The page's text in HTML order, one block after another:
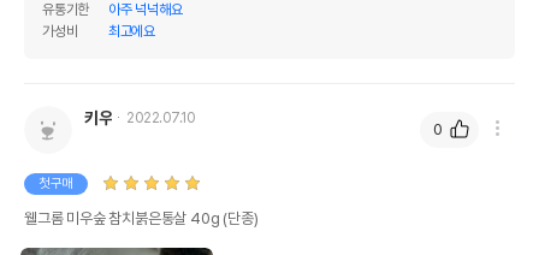
유통기한
아주 넉넉해요
가성비
최고에요
키우 2022.07.10
첫구매
웰그롬 미우숲 참치붉은통살 40g (단종)
0